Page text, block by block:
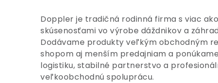
Doppler je tradičná rodinná firma s viac
skúsenosťami vo výrobe dáždnikov a
Dodávame produkty veľkým obchodným
shopom aj menším predajniam a
logistiku, stabilné partnerstvo a
veľkoobchodnú spoluprácu.